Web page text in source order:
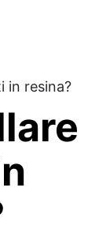
in resina?